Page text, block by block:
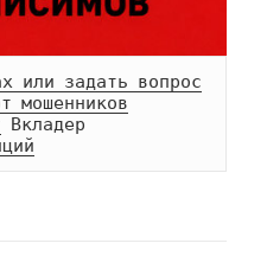
или задать вопрос
мошенников